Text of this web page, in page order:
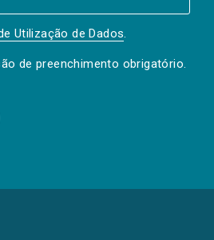
Utilização de Dados.
de preenchimento obrigatório.